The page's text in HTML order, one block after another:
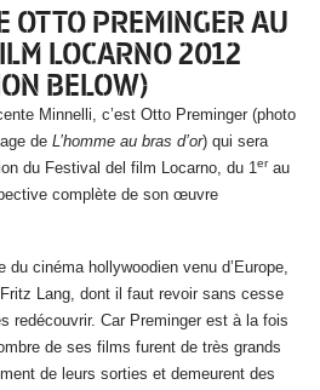
OTTO PREMINGER AU
LOCARNO 2012
BELOW)
Minnelli, c’est Otto Preminger (photo
de L’homme au bras d’or) qui sera
du Festival del film Locarno, du 1erau
complète de son œuvre
cinéma hollywoodien venu d’Europe,
Lang, dont il faut revoir sans cesse
redécouvrir. Car Preminger est à la fois
de ses films furent de très grands
de leurs sorties et demeurent des